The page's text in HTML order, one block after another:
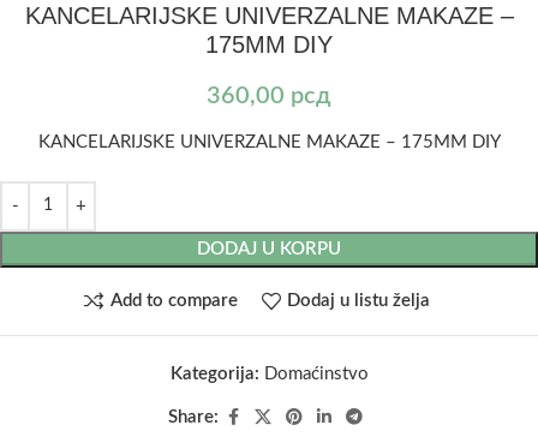
KANCELARIJSKE UNIVERZALNE MAKAZE –
175MM DIY
360,00 рсд
KANCELARIJSKE UNIVERZALNE MAKAZE – 175MM DIY
DODAJ U KORPU
Add to compare Dodaj u listu želja
Kategorija: Domaćinstvo
Share: